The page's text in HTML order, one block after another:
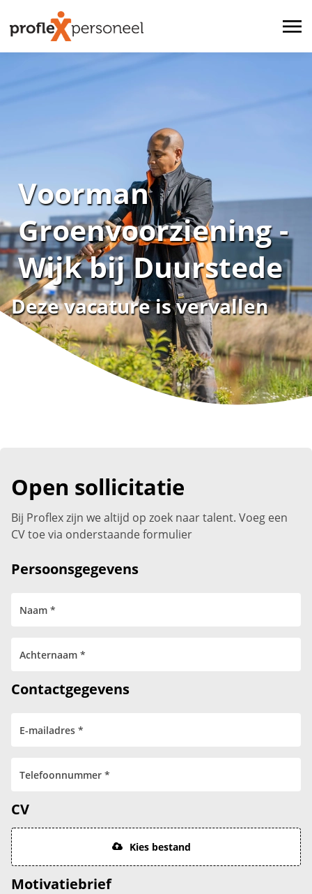
Voorman
Groenvoorziening -
Wijk bij Duurstede
Deze vacature is vervallen
Open sollicitatie
Bij Proflex zijn we altijd op zoek naar talent. Voeg een
CV toe via onderstaande formulier
Persoonsgegevens
Contactgegevens
CV
Kies bestand
Motivatiebrief